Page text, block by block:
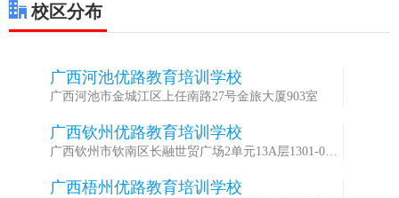
校区分布
广西河池优路教育培训学校
广西河池市金城江区上任南路27号金旅大厦903室
广西钦州优路教育培训学校
广西钦州市钦南区长融世贸广场2单元13A层1301-05A
广西梧州优路教育培训学校